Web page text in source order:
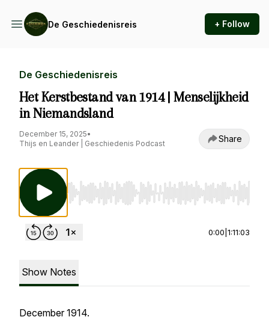
De Geschiedenisreis + Follow
De Geschiedenisreis
Het Kerstbestand van 1914 | Menselijkheid
in Niemandsland
December 15, 2025•
Thijs en Leander | Geschiedenis Podcast
Share
Use Left/Right to seek, Home/End to jump
0:00 1:11:03
Show Notes
December 1914.